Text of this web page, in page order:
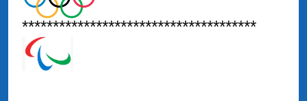
**************************************